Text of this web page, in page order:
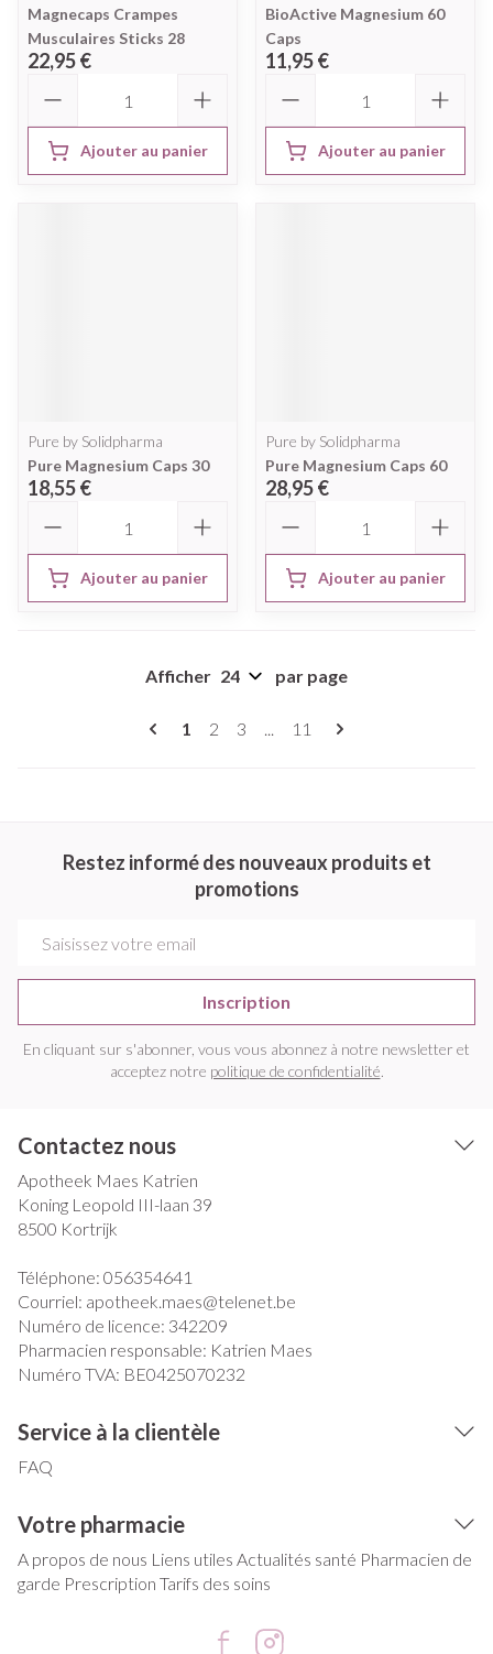
Magnecaps Crampes
Musculaires Sticks 28
22,95 €
Ajouter au panier
BioActive Magnesium 60
Caps
11,95 €
Ajouter au panier
Pure by Solidpharma
Pure Magnesium Caps 30
18,55 €
Ajouter au panier
Pure by Solidpharma
Pure Magnesium Caps 60
28,95 €
Ajouter au panier
Vous lisez actuellement la page
1 Page
2 Page
3 ... Page
11
Afficher par page
Restez informé des nouveaux produits et
promotions
Inscription
En cliquant sur s'abonner, vous vous abonnez à notre newsletter et
acceptez notre politique de confidentialité.
Contactez nous
Apotheek Maes Katrien
Koning Leopold III-laan 39
8500 Kortrijk
Téléphone: 056354641
Courriel: apotheek.maes@telenet.be
Numéro de licence: 342209
Pharmacien responsable: Katrien Maes
Numéro TVA: BE0425070232
Service à la clientèle
FAQ
Votre pharmacie
A propos de nous Liens utiles Actualités santé Pharmacien de
garde Prescription Tarifs des soins